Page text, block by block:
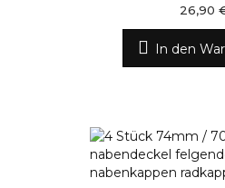
26,90
In den